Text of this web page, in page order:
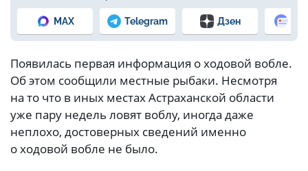
MAX Telegram Дзен
Появилась первая информация о ходовой вобле.
Об этом сообщили местные рыбаки. Несмотря
на то что в иных местах Астраханской области
уже пару недель ловят воблу, иногда даже
неплохо, достоверных сведений именно
о ходовой вобле не было.